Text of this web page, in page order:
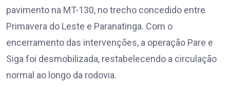
pavimento na MT-130, no trecho concedido entre
Primavera do Leste e Paranatinga. Com o
encerramento das intervenções, a operação Pare e
Siga foi desmobilizada, restabelecendo a circulação
normal ao longo da rodovia.